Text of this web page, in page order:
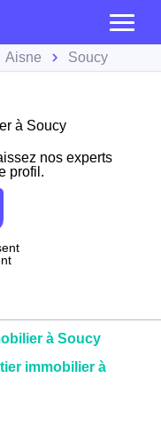
Aisne Soucy
à Soucy
nos experts
profil.
à Soucy
immobilier à